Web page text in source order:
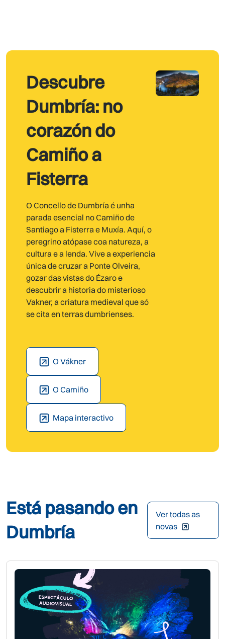
Descubre
Dumbría: no
corazón do
Camiño a
Fisterra
O Concello de Dumbría é unha
parada esencial no Camiño de
Santiago a Fisterra e Muxía. Aquí, o
peregrino atópase coa natureza, a
cultura e a lenda. Vive a experiencia
única de cruzar a Ponte Olveira,
gozar das vistas do Ézaro e
descubrir a historia do misterioso
Vakner, a criatura medieval que só
se cita en terras dumbrienses.
O Vákner
O Camiño
Mapa interactivo
Está pasando en
Dumbría
Ver todas as
novas